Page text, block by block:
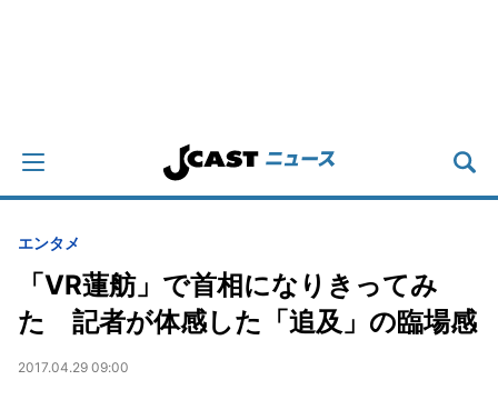
エンタメ
「VR蓮舫」で首相になりきってみ
た 記者が体感した「追及」の臨場感
2017.04.29 09:00